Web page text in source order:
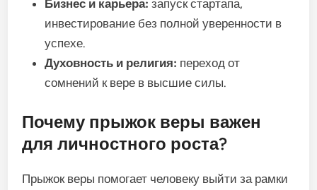
Бизнес и карьера: запуск стартапа,
инвестирование без полной уверенности в
успехе.
Духовность и религия: переход от
сомнений к вере в высшие силы.
Почему прыжок веры важен
для личностного роста?
Прыжок веры помогает человеку выйти за рамки